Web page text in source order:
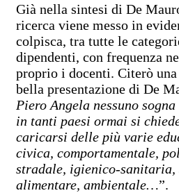
Già nella sintesi di De
ricerca viene messo in
colpisca, tra tutte le
dipendenti, con frequenza
proprio i docenti. Citerò
bella presentazione di De
Piero Angela nessuno
in tanti paesi ormai si
caricarsi delle più varie
civica, comportamentale,
stradale, igienico-sanitaria,
alimentare, ambientale…”.